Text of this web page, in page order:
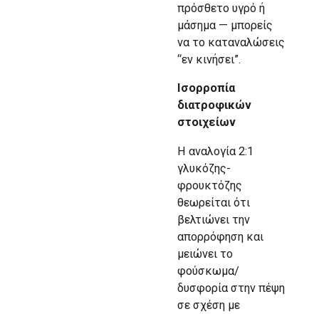
πρόσθετο υγρό ή
μάσημα — μπορείς
να το καταναλώσεις
“εν κινήσει”.
Ισορροπία
διατροφικών
στοιχείων
Η αναλογία 2:1
γλυκόζης-
φρουκτόζης
θεωρείται ότι
βελτιώνει την
απορρόφηση και
μειώνει το
φούσκωμα/
δυσφορία στην πέψη
σε σχέση με